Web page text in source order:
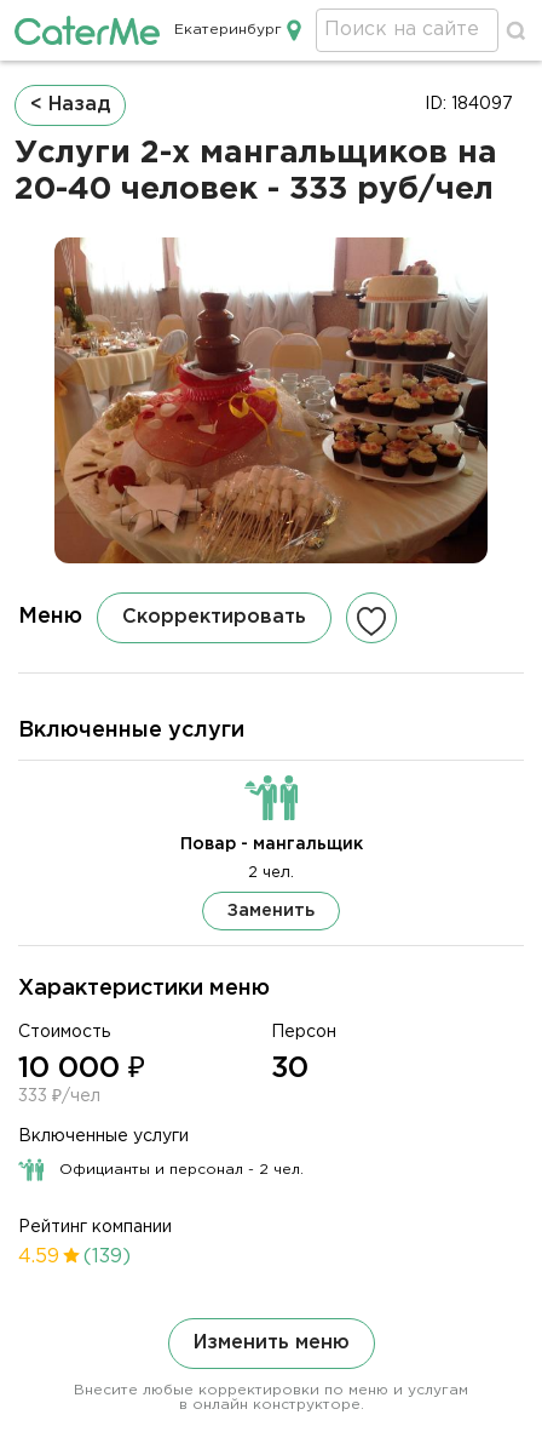
Кейтеринг в Екатеринбурге
Екатеринбург
Строка
навигации
< Назад
Услуги 2-х мангальщиков на
20-40 человек - 333 руб/чел
ID: 184097
Характеристики меню
Стоимость
10 000 ₽
333 ₽/чел
Персон
30
Включенные услуги
Официанты и персонал - 2 чел.
Рейтинг компании
4.59 (139)
Меню Скорректировать
Изменить меню
Внесите любые корректировки по меню и услугам
в онлайн конструкторе.
Включенные услуги
Повар - мангальщик
2 чел.
Заменить